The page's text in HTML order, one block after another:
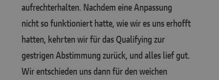
aufrechterhalten. Nachdem eine Anpassung
nicht so funktioniert hatte, wie wir es uns erhofft
hatten, kehrten wir für das Qualifying zur
gestrigen Abstimmung zurück, und alles lief gut.
Wir entschieden uns dann für den weichen